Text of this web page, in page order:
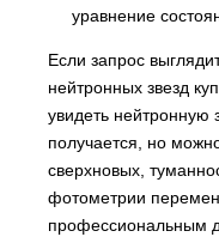
уравнение
Если запрос
нейтронных звезд
увидеть нейтронную
получается, но
сверхновых,
фотометрии
профессиональным